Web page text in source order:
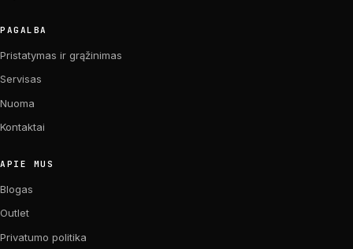
PAGALBA
Pristatymas ir grąžinimas
Servisas
Nuoma
Kontaktai
APIE MUS
Blogas
Outlet
Privatumo politika